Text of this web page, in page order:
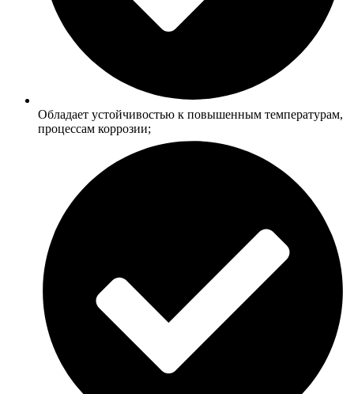
Обладает устойчивостью к повышенным температурам,
процессам коррозии;